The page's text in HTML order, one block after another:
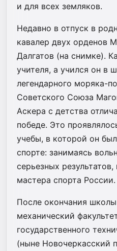
и для всех земляков.
Недавно в отпуск в
кавалер двух орденов
Далгатов (на снимке).
учителя, а учился он в
легендарного моряка-
Советского Союза
Аскера с детства
победе. Это
учебы, в которой он
спорте: занимаясь
серьезных
мастера спорта России.
После окончания
механический
государственного
(ныне Новочеркасский